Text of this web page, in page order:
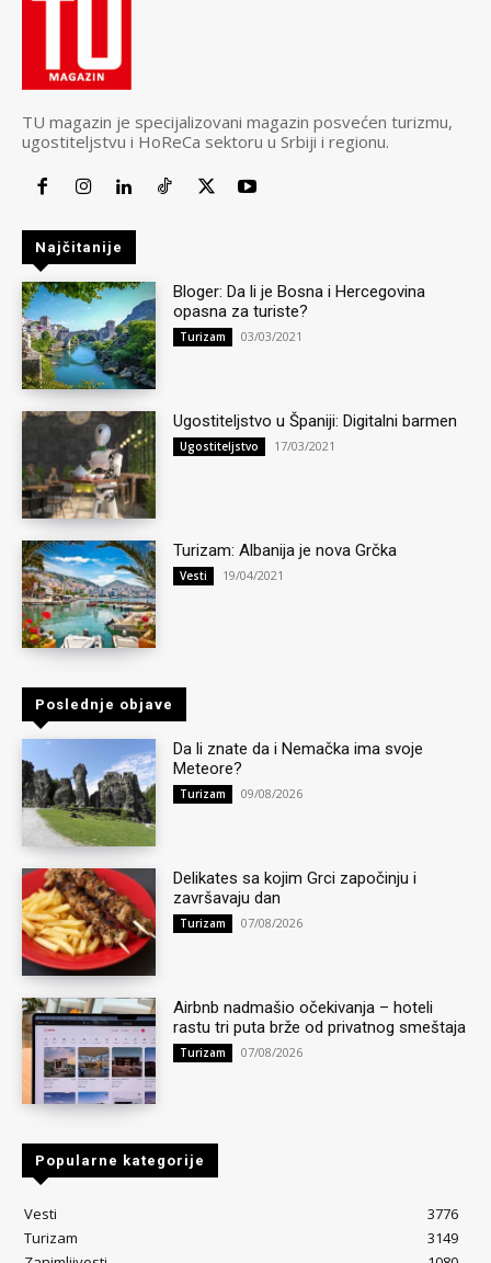
TU magazin je specijalizovani magazin posvećen turizmu,
ugostiteljstvu i HoReCa sektoru u Srbiji i regionu.
Najčitanije
Bloger: Da li je Bosna i Hercegovina
opasna za turiste?
Turizam 03/03/2021
Ugostiteljstvo u Španiji: Digitalni barmen
Ugostiteljstvo 17/03/2021
Turizam: Albanija je nova Grčka
Vesti 19/04/2021
Poslednje objave
Da li znate da i Nemačka ima svoje
Meteore?
Turizam 09/08/2026
Delikates sa kojim Grci započinju i
završavaju dan
Turizam 07/08/2026
Airbnb nadmašio očekivanja – hoteli
rastu tri puta brže od privatnog smeštaja
Turizam 07/08/2026
Popularne kategorije
Vesti
3776
Turizam
3149